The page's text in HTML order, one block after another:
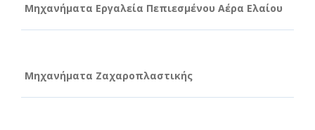
Μηχανήματα Εργαλεία Πεπιεσμένου Αέρα Ελαίου
Μηχανήματα Ζαχαροπλαστικής